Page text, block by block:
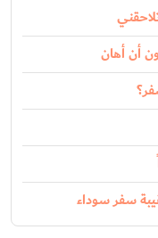
أن أهان
سفر سوداء